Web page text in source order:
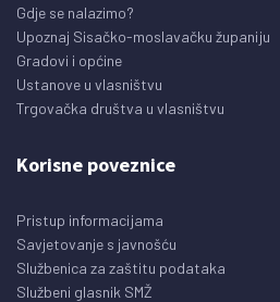
Gdje se nalazimo?
Upoznaj Sisačko-moslavačku županiju
Gradovi i općine
Ustanove u vlasništvu
Trgovačka društva u vlasništvu
Korisne poveznice
Pristup informacijama
Savjetovanje s javnošću
Službenica za zaštitu podataka
Službeni glasnik SMŽ